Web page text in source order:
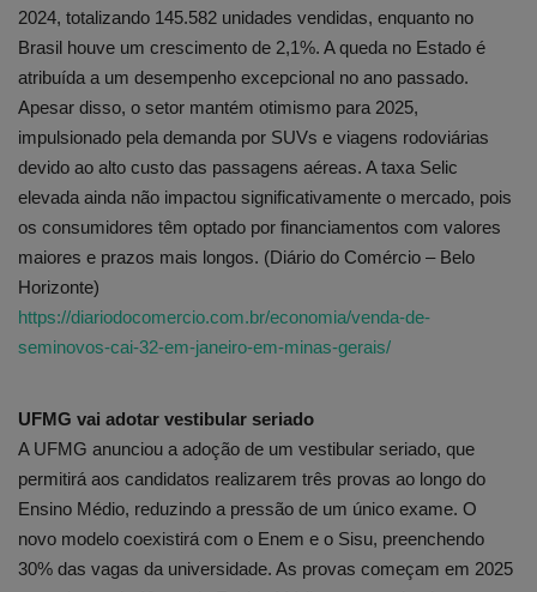
2024, totalizando 145.582 unidades vendidas, enquanto no
Brasil houve um crescimento de 2,1%. A queda no Estado é
atribuída a um desempenho excepcional no ano passado.
Apesar disso, o setor mantém otimismo para 2025,
impulsionado pela demanda por SUVs e viagens rodoviárias
devido ao alto custo das passagens aéreas. A taxa Selic
elevada ainda não impactou significativamente o mercado, pois
os consumidores têm optado por financiamentos com valores
maiores e prazos mais longos. (Diário do Comércio – Belo
Horizonte)
https://diariodocomercio.com.br/economia/venda-de-
seminovos-cai-32-em-janeiro-em-minas-gerais/
UFMG vai adotar vestibular seriado
A UFMG anunciou a adoção de um vestibular seriado, que
permitirá aos candidatos realizarem três provas ao longo do
Ensino Médio, reduzindo a pressão de um único exame. O
novo modelo coexistirá com o Enem e o Sisu, preenchendo
30% das vagas da universidade. As provas começam em 2025